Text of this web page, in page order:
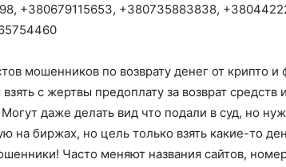
+380679115653, +380735883838,
мошенников по возврату денег от крипто
с жертвы предоплату за возврат
даже делать вид что подали в суд, но
на биржах, но цель только взять какие-то
Часто меняют названия сайтов,